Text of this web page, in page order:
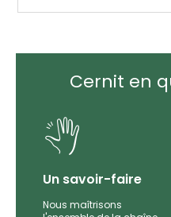
Cernit en
Un savoir-faire
Nous maîtrisons